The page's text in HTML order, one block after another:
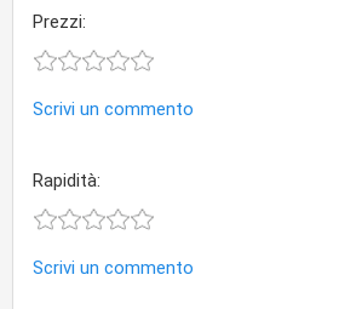
Prezzi:
Scrivi un commento
Rapidità:
Scrivi un commento